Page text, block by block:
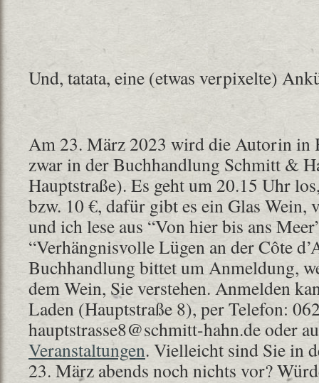
Und, tatata, eine (etwas verpixelte)
Am 23. März 2023 wird die Autorin in
zwar in der Buchhandlung Schmitt &
Hauptstraße). Es geht um 20.15 Uhr
bzw. 10 €, dafür gibt es ein Glas Wein,
und ich lese aus “Von hier bis ans
“Verhängnisvolle Lügen an der Côte
Buchhandlung bittet um Anmeldung,
dem Wein, Sie verstehen. Anmelden
Laden (Hauptstraße 8), per Telefon:
hauptstrasse8@schmitt-hahn.de oder
Veranstaltungen. Vielleicht sind Sie in
23. März abends noch nichts vor?